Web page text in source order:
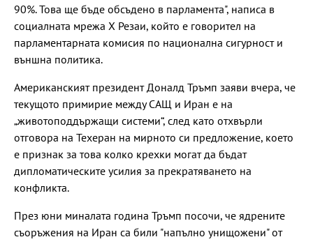
90%. Това ще бъде обсъдено в парламента", написа в
социалната мрежа Х Резаи, който е говорител на
парламентарната комисия по национална сигурност и
външна политика.
Американският президент Доналд Тръмп заяви вчера, че
текущото примирие между САЩ и Иран е на
„животоподдържащи системи“, след като отхвърли
отговора на Техеран на мирното си предложение, което
е признак за това колко крехки могат да бъдат
дипломатическите усилия за прекратяването на
конфликта.
През юни миналата година Тръмп посочи, че ядрените
съоръжения на Иран са били "напълно унищожени" от